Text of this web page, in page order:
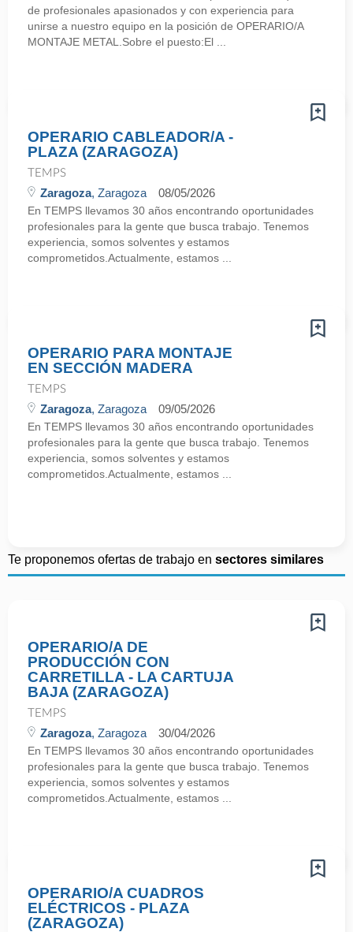
de profesionales apasionados y con experiencia para
unirse a nuestro equipo en la posición de OPERARIO/A
MONTAJE METAL.Sobre el puesto:El ...
OPERARIO CABLEADOR/A -
PLAZA (ZARAGOZA)
TEMPS
Zaragoza, Zaragoza 08/05/2026
En TEMPS llevamos 30 años encontrando oportunidades
profesionales para la gente que busca trabajo. Tenemos
experiencia, somos solventes y estamos
comprometidos.Actualmente, estamos ...
OPERARIO PARA MONTAJE
EN SECCIÓN MADERA
TEMPS
Zaragoza, Zaragoza 09/05/2026
En TEMPS llevamos 30 años encontrando oportunidades
profesionales para la gente que busca trabajo. Tenemos
experiencia, somos solventes y estamos
comprometidos.Actualmente, estamos ...
Te proponemos ofertas de trabajo en sectores similares
OPERARIO/A DE
PRODUCCIÓN CON
CARRETILLA - LA CARTUJA
BAJA (ZARAGOZA)
TEMPS
Zaragoza, Zaragoza 30/04/2026
En TEMPS llevamos 30 años encontrando oportunidades
profesionales para la gente que busca trabajo. Tenemos
experiencia, somos solventes y estamos
comprometidos.Actualmente, estamos ...
OPERARIO/A CUADROS
ELÉCTRICOS - PLAZA
(ZARAGOZA)